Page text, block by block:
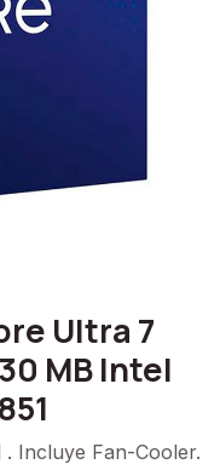
Ultra 7
MB Intel
Incluye Fan-Cooler.